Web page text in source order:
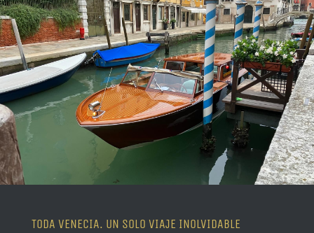
TODA VENECIA. UN SOLO VIAJE INOLVIDABLE